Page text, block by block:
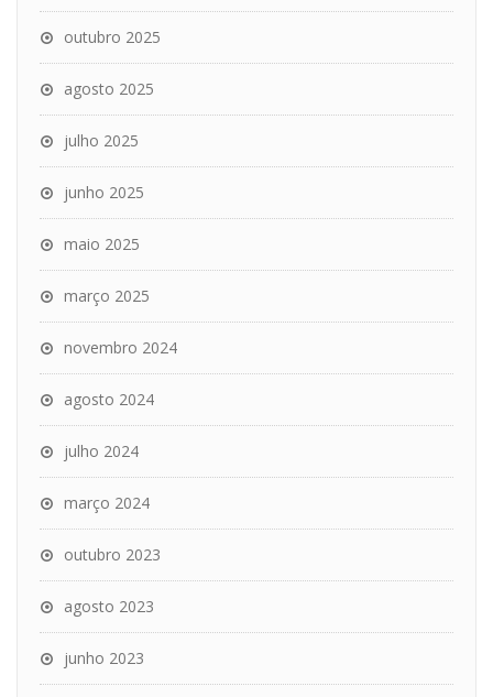
outubro 2025
agosto 2025
julho 2025
junho 2025
maio 2025
março 2025
novembro 2024
agosto 2024
julho 2024
março 2024
outubro 2023
agosto 2023
junho 2023